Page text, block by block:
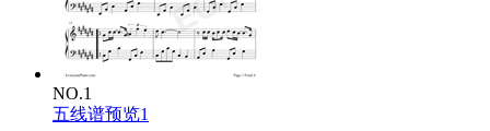
谁都不能忘掉
真实的拥抱 与哭嚎
如果不想要 就不要
别假装一切都好
我也受不了
梦想太无聊
NO.1
五线谱预览1